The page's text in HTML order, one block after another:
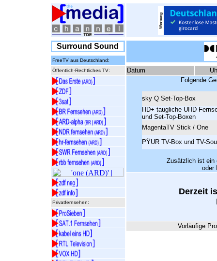
Surround Sound
FreeTV aus Deutschland:
Öffentlich-Rechtliches TV:
Privatfernsehen:
Datum
Folgende
sky Q Set-Top-Box
HD+ taugliche UHD
und Set-Top-Boxen
MagentaTV Stick / One
PŸUR TV-Box und TV-
Zusätzlich ist ein
oder
Derzeit
Vorläufige